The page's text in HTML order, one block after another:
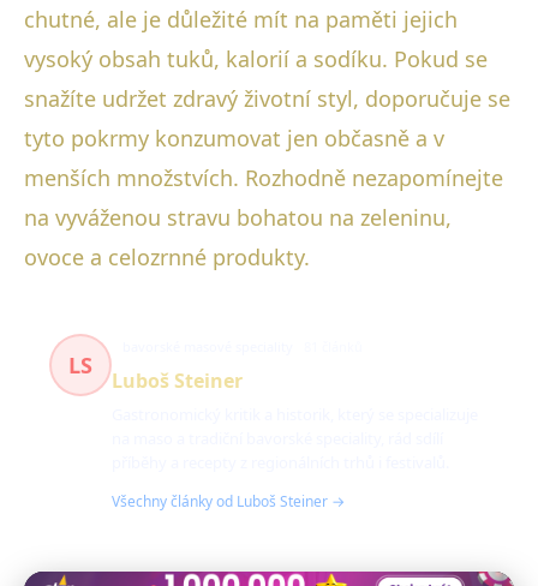
chutné, ale je důležité mít na paměti jejich
vysoký obsah tuků, kalorií a sodíku. Pokud se
snažíte udržet zdravý životní styl, doporučuje se
tyto pokrmy konzumovat jen občasně a v
menších množstvích. Rozhodně nezapomínejte
na vyváženou stravu bohatou na zeleninu,
ovoce a celozrnné produkty.
LS
Luboš Steiner
Všechny články od Luboš Steiner →